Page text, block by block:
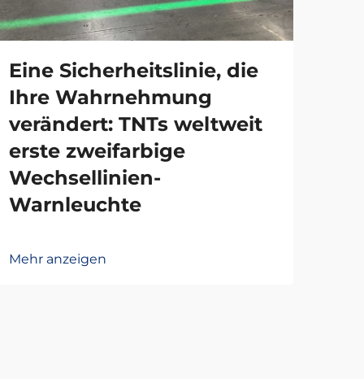
Eine Sicherheitslinie, die
Ihre Wahrnehmung
verändert: TNTs weltweit
erste zweifarbige
Wechsellinien-
Warnleuchte
Mehr anzeigen